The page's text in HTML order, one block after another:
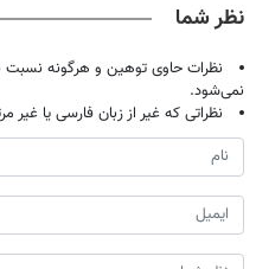
نظر شما
نظرات حاوی توهین و هرگونه
نمی‌شود.
نظراتی که غیر از زبان فارسی یا غیر